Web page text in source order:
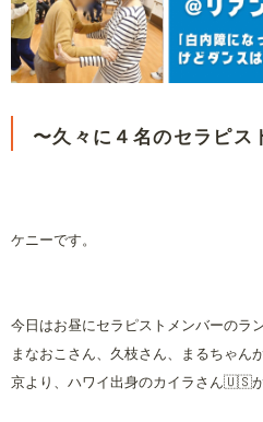
〜久々に４名のセラピス
ケニーです。
今日はお昼にセラピストメンバーのラ
まなおこさん、久枝さん、まるちゃん
京より、ハワイ出身のカイラさん🇺🇸が